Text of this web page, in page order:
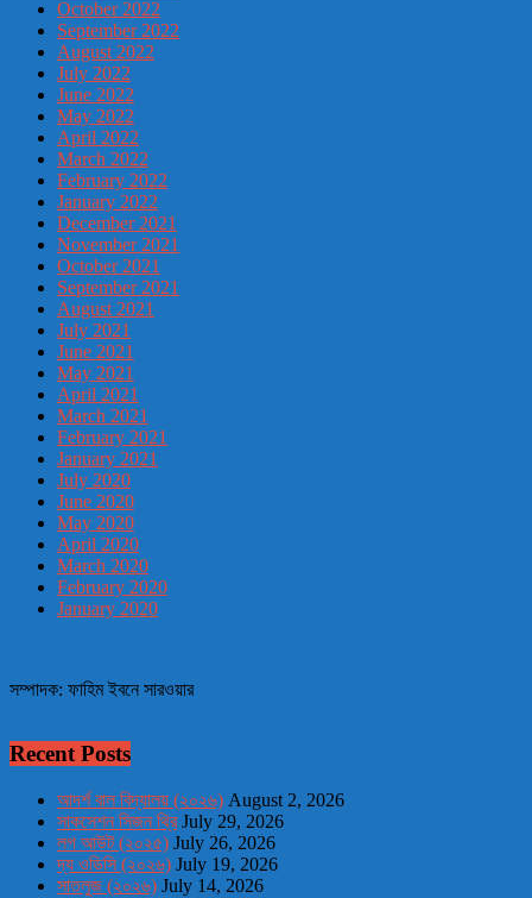
October 2022
September 2022
August 2022
July 2022
June 2022
May 2022
April 2022
March 2022
February 2022
January 2022
December 2021
November 2021
October 2021
September 2021
August 2021
July 2021
June 2021
May 2021
April 2021
March 2021
February 2021
January 2021
July 2020
June 2020
May 2020
April 2020
March 2020
February 2020
January 2020
সম্পাদক: ফাহিম ইবনে সারওয়ার
Recent Posts
আদর্শ বাল বিদ্যালয় (২০২৬) August 2, 2026
সাকসেশন সিজন থ্রি July 29, 2026
লগ আউট (২০২৫) July 26, 2026
দ্য ওডিসি (২০২৬) July 19, 2026
সাতলুজ (২০২৬) July 14, 2026